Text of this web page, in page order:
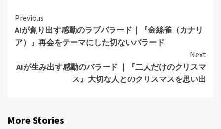
Continue
Reading
Previous
AIが創り出す感動のラブバラード｜『金絲雀（カナリ
ア）』再会をテーマにした切ないバラード
Next
AIが生み出す感動のバラード ｜『二人だけのクリスマ
ス』大切な人とのクリスマスを思い出
More Stories